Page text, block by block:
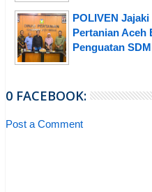
POLIVEN
Pertanian Aceh
Penguatan
0 FACEBOOK:
Post a Comment